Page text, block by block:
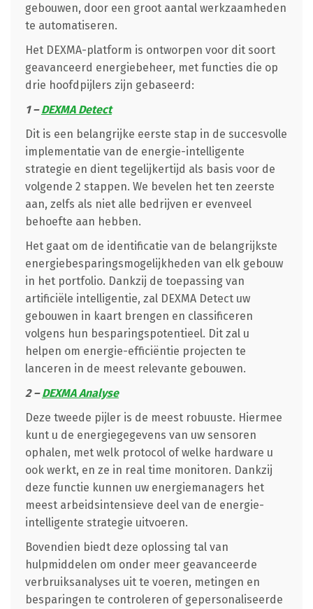
gebouwen, door een groot aantal werkzaamheden
te automatiseren.
Het DEXMA-platform is ontworpen voor dit soort
geavanceerd energiebeheer, met functies die op
drie hoofdpijlers zijn gebaseerd:
1 –DEXMA Detect
Dit is een belangrijke eerste stap in de succesvolle
implementatie van de energie-intelligente
strategie en dient tegelijkertijd als basis voor de
volgende 2 stappen. We bevelen het ten zeerste
aan, zelfs als niet alle bedrijven er evenveel
behoefte aan hebben.
Het gaat om de identificatie van de belangrijkste
energiebesparingsmogelijkheden van elk gebouw
in het portfolio. Dankzij de toepassing van
artificiële intelligentie, zal DEXMA Detect uw
gebouwen in kaart brengen en classificeren
volgens hun besparingspotentieel. Dit zal u
helpen om energie-efficiëntie projecten te
lanceren in de meest relevante gebouwen.
2 –DEXMA Analyse
Deze tweede pijler is de meest robuuste. Hiermee
kunt u de energiegegevens van uw sensoren
ophalen, met welk protocol of welke hardware u
ook werkt, en ze in real time monitoren. Dankzij
deze functie kunnen uw energiemanagers het
meest arbeidsintensieve deel van de energie-
intelligente strategie uitvoeren.
Bovendien biedt deze oplossing tal van
hulpmiddelen om onder meer geavanceerde
verbruiksanalyses uit te voeren, metingen en
besparingen te controleren of gepersonaliseerde